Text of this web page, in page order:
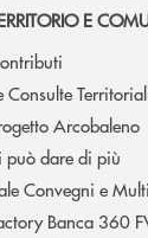
E
Consulte
Arcobaleno
può dare di più
Convegni e
Banca 360